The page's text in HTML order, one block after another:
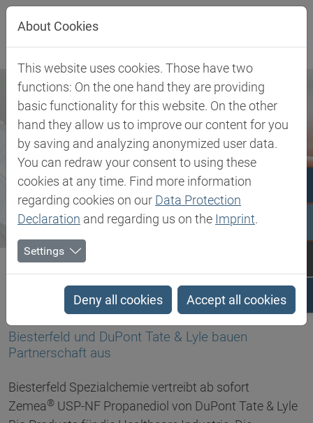
Direkt zur Hauptnavigation springen
Direkt zum Inhalt springen
Biesterfeld SE Newsroom
Biesterfeld und DuPont Tate & Lyle bauen Partnerschaft aus
07.09.2017
Biesterfeld und DuPont Tate & Lyle bauen
Partnerschaft aus
Biesterfeld Spezialchemie vertreibt ab sofort
Zemea® USP-NF Propanediol von DuPont Tate & Lyle
About Cookies
This website uses cookies. Those have two
functions: On the one hand they are providing
basic functionality for this website. On the other
hand they allow us to improve our content for you
by saving and analyzing anonymized user data.
You can redraw your consent to using these
cookies at any time. Find more information
regarding cookies on our Data Protection
Declaration and regarding us on the Imprint.
Settings
Deny all cookies Accept all cookies